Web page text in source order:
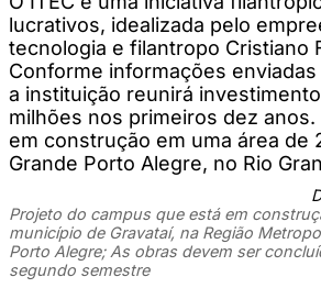
lucrativos, idealizada pelo
tecnologia e filantropo Cristiano
Conforme informações enviadas
a instituição reunirá
milhões nos primeiros dez anos.
em construção em uma área de
Grande Porto Alegre, no Rio
Projeto do campus que está em
município de Gravataí, na Região
Porto Alegre; As obras devem ser
segundo semestre